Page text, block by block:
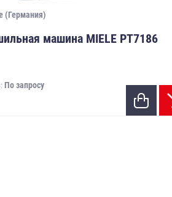
(Германия)
машина MIELE PТ7186
По запросу